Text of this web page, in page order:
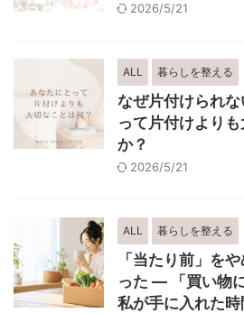
2026/5/21
ALL 暮らしを整える
なぜ片付けられ
って片付けより
か？
2026/5/21
ALL 暮らしを整える
「当たり前」を
った ― 「買い物
私が手に入れた